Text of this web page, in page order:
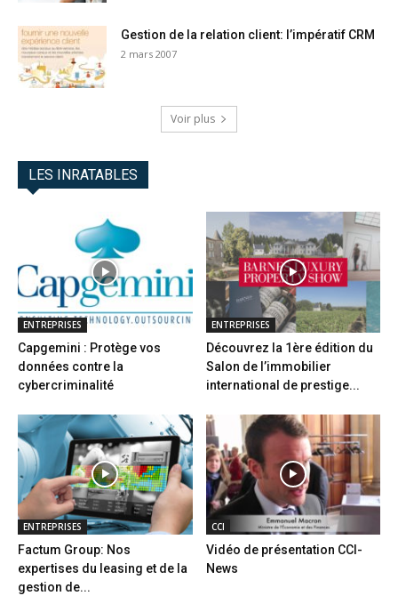
Gestion de la relation client: l’impératif CRM
2 mars 2007
Voir plus
LES INRATABLES
ENTREPRISES
Capgemini : Protège vos
données contre la
cybercriminalité
ENTREPRISES
Découvrez la 1ère édition du
Salon de l’immobilier
international de prestige...
ENTREPRISES
Factum Group: Nos
expertises du leasing et de la
gestion de...
CCI
Vidéo de présentation CCI-
News